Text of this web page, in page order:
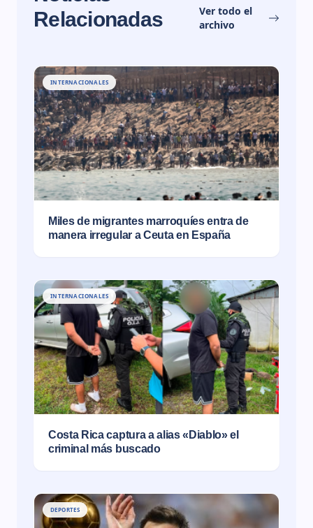
Relacionadas
Ver todo el
archivo
INTERNACIONALES
Miles de migrantes marroquíes entra de
manera irregular a Ceuta en España
INTERNACIONALES
Costa Rica captura a alias «Diablo» el
criminal más buscado
DEPORTES